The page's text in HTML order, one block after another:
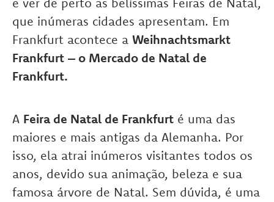
que inúmeras cidades apresentam. Em
Frankfurt acontece a Weihnachtsmarkt
Frankfurt – o Mercado de Natal de
Frankfurt.
A Feira de Natal de Frankfurt é uma das
maiores e mais antigas da Alemanha. Por
isso, ela atrai inúmeros visitantes todos os
anos, devido sua animação, beleza e sua
famosa árvore de Natal. Sem dúvida, é uma